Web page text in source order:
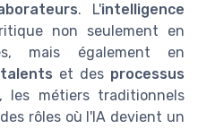
. L'intelligence
non seulement en
mais également en
et des processus
les métiers traditionnels
rôles où l'IA devient un